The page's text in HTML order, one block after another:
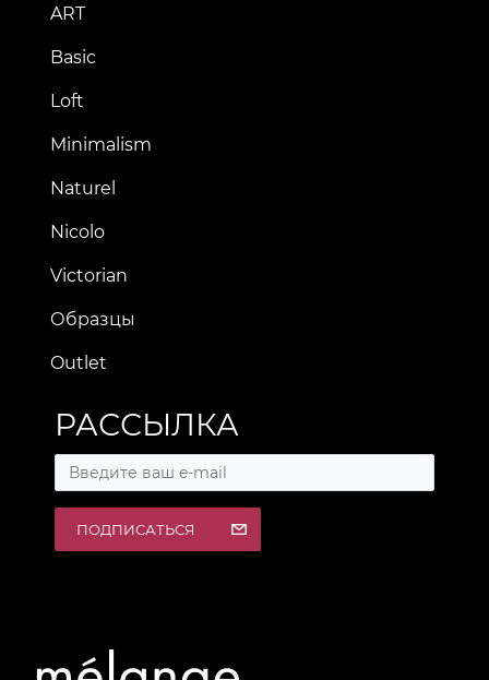
ART
Basic
Loft
Minimalism
Naturel
Nicolo
Victorian
Образцы
Outlet
РАССЫЛКА
ПОДПИСАТЬСЯ